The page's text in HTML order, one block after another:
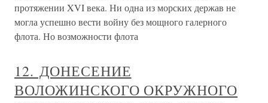
протяжении XVI века. Ни одна из морских держав не
могла успешно вести войну без мощного галерного
флота. Но возможности флота
12. ДОНЕСЕНИЕ
ВОЛОЖИНСКОГО ОКРУЖНОГО